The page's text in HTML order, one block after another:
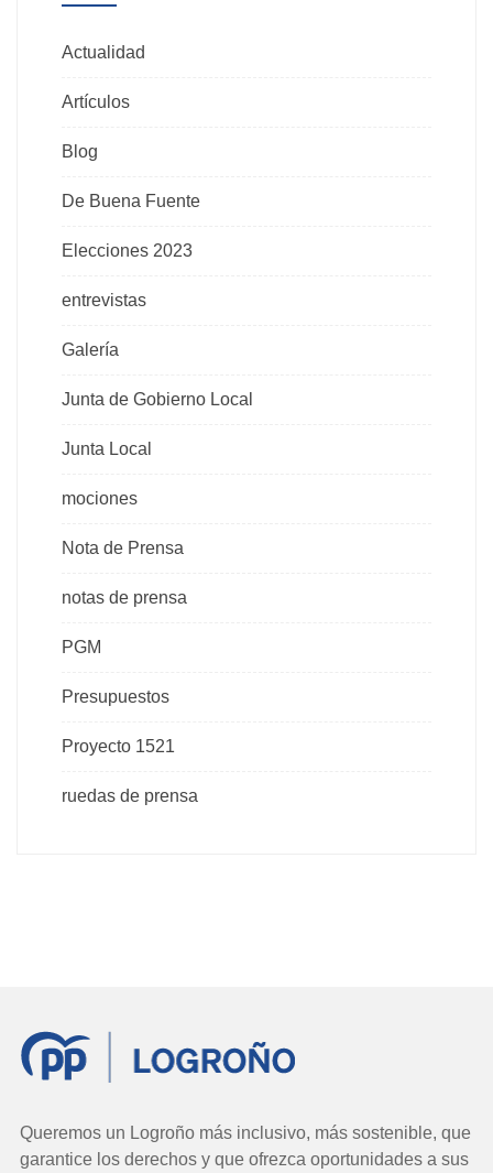
Actualidad
Artículos
Blog
De Buena Fuente
Elecciones 2023
entrevistas
Galería
Junta de Gobierno Local
Junta Local
mociones
Nota de Prensa
notas de prensa
PGM
Presupuestos
Proyecto 1521
ruedas de prensa
Queremos un Logroño más inclusivo, más sostenible, que
garantice los derechos y que ofrezca oportunidades a sus